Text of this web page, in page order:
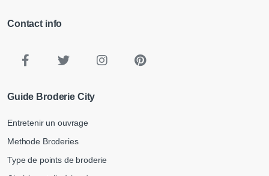
Contact info
Guide Broderie City
Entretenir un ouvrage
Methode Broderies
Type de points de broderie